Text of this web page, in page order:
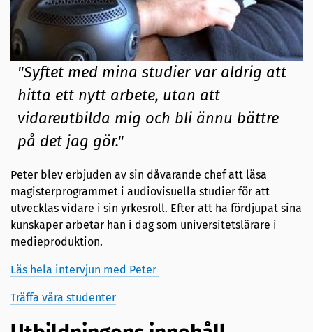
"Syftet med mina studier var aldrig att
hitta ett nytt arbete, utan att
vidareutbilda mig och bli ännu bättre
på det jag gör."
Peter blev erbjuden av sin dåvarande chef att läsa
magisterprogrammet i audiovisuella studier för att
utvecklas vidare i sin yrkesroll. Efter att ha fördjupat sina
kunskaper arbetar han i dag som universitetslärare i
medieproduktion.
Läs hela intervjun med Peter
Träffa våra studenter